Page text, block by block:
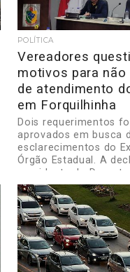
POLÍTICA
Vereadores
motivos para
de atendimento
em Forquilhinha
Dois requerimentos
aprovados em busca
esclarecimentos do
Órgão Estadual. A
presidente do
Estadual...